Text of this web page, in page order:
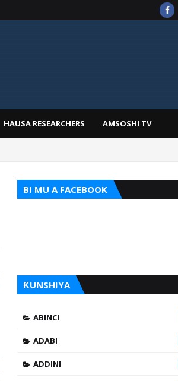
HAUSA RESEARCHERS AMSOSHI TV
BI MU A FACEBOOK
ƘUNSHIYA
ABINCI
ADABI
ADDINI